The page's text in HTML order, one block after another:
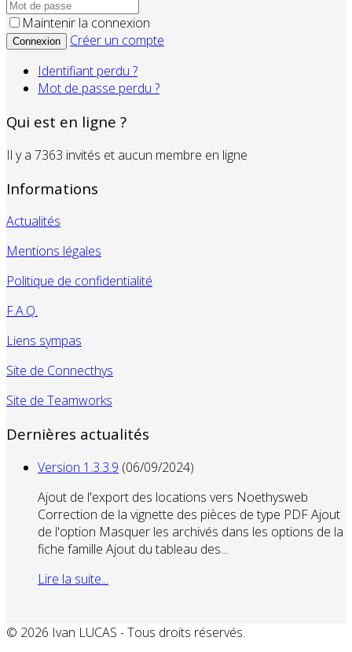
Maintenir la connexion
Connexion
Créer un compte
Identifiant perdu ?
Mot de passe perdu ?
Qui est en ligne ?
Il y a 7363 invités et aucun membre en ligne
Informations
Actualités
Mentions légales
Politique de confidentialité
F.A.Q.
Liens sympas
Site de Connecthys
Site de Teamworks
Dernières actualités
Version 1.3.3.9 (06/09/2024)
Ajout de l'export des locations vers Noethysweb
Correction de la vignette des pièces de type PDF Ajout
de l'option Masquer les archivés dans les options de la
fiche famille Ajout du tableau des...
Lire la suite...
© 2026 Ivan LUCAS - Tous droits réservés.